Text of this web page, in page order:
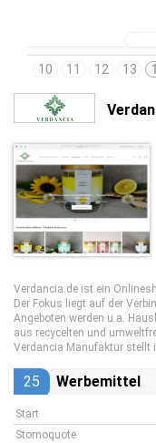
10
11 12 13
Verdancia.de ist ein
Der Fokus liegt auf der
Angeboten werden u.a.
aus recycelten und
Verdancia Manufaktur stellt
25 Werbemittel
Start
Stornoquote